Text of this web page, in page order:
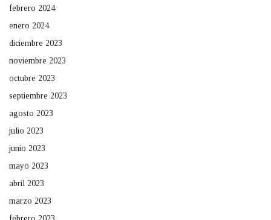
febrero 2024
enero 2024
diciembre 2023
noviembre 2023
octubre 2023
septiembre 2023
agosto 2023
julio 2023
junio 2023
mayo 2023
abril 2023
marzo 2023